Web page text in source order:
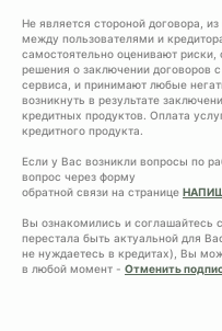
Не является стороной договора,
между пользователями и
самостоятельно оценивают
решения о заключении договоров
сервиса, и принимают любые
возникнуть в результате
кредитных продуктов. Оплата
кредитного продукта.
Если у Вас возникли вопросы по
вопрос через форму
обратной связи на странице
Вы ознакомились и соглашайтесь с
перестала быть актуальной для
не нуждаетесь в кредитах), Вы
в любой момент - Отменить